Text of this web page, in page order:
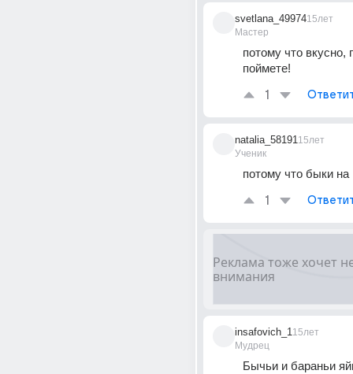
svetlana_49974
Мастер
15лет
потому что вкусно,
поймете!
1
natalia_58191
Ученик
15лет
потому что быки на
1
insafovich_1
Мудрец
15лет
Бычьи и бараньи